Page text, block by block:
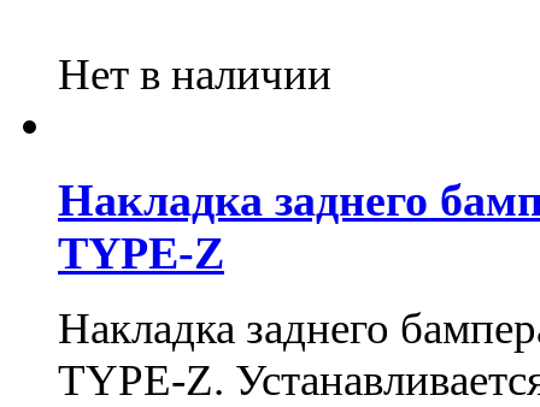
Нет в наличии
Накладка заднего
TYPE-Z
Накладка заднего
TYPE-Z.